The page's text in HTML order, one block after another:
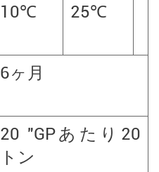
10℃ 25℃
6ヶ月
20 "GPあたり20
トン